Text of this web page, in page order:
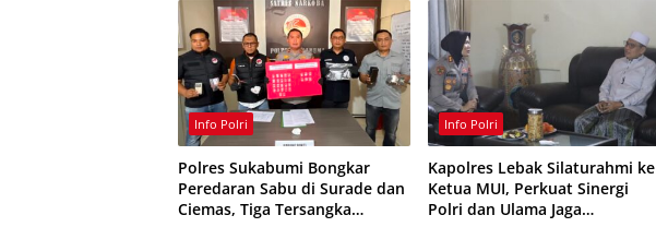
Info Polri
Polres Sukabumi Bongkar
Peredaran Sabu di Surade dan
Ciemas, Tiga Tersangka
Info Polri
Kapolres Lebak Silaturahmi ke
Ketua MUI, Perkuat Sinergi
Polri dan Ulama Jaga